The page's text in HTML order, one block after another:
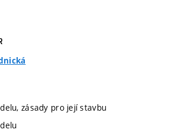
zásady pro její stavbu